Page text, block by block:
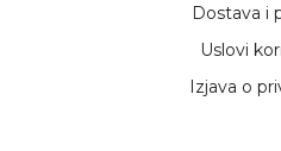
Dostava i
Uslovi
Izjava o